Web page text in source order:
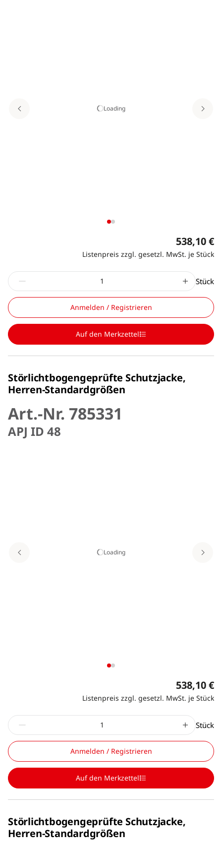
Loading
538,10 €
Listenpreis zzgl. gesetzl. MwSt. je Stück
Stück
Anmelden / Registrieren
Auf den Merkzettel
Störlichtbogengeprüfte Schutzjacke,
Herren-Standardgrößen
Art.-Nr. 785331
APJ ID 48
Loading
538,10 €
Listenpreis zzgl. gesetzl. MwSt. je Stück
Stück
Anmelden / Registrieren
Auf den Merkzettel
Störlichtbogengeprüfte Schutzjacke,
Herren-Standardgrößen